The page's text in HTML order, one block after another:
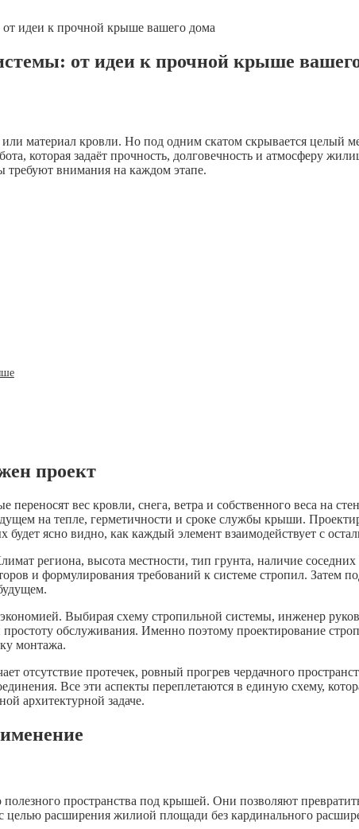
идеи к прочной крыше вашего дома
от идеи к прочной крыше
материал кровли. Но под одним скатом скрывается целый
которая задаёт прочность, долговечность и атмосферу
внимания на каждом этапе.
проект
вес кровли, снега, ветра и собственного веса на
на тепле, герметичности и сроке службы крыши.
ясно видно, как каждый элемент взаимодействует с
региона, высота местности, тип грунта, наличие
и формулирования требований к системе стропил. Затем
Выбирая схему стропильной системы, инженер
обслуживания. Именно поэтому проектирование
монтажа.
отсутствие протечек, ровный прогрев чердачного
Все эти аспекты переплетаются в единую схему,
архитектурной задаче.
пространства под крышей. Они позволяют
расширения жилиой площади без кардинального